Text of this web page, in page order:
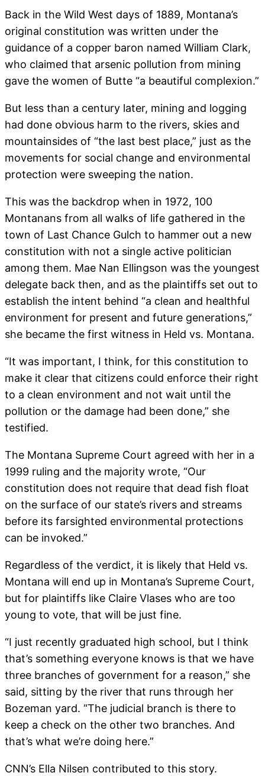
Back in the Wild West days of 1889, Montana’s
original constitution was written under the
guidance of a copper baron named William Clark,
who claimed that arsenic pollution from mining
gave the women of Butte “a beautiful complexion.”
But less than a century later, mining and logging
had done obvious harm to the rivers, skies and
mountainsides of “the last best place,” just as the
movements for social change and environmental
protection were sweeping the nation.
This was the backdrop when in 1972, 100
Montanans from all walks of life gathered in the
town of Last Chance Gulch to hammer out a new
constitution with not a single active politician
among them. Mae Nan Ellingson was the youngest
delegate back then, and as the plaintiffs set out to
establish the intent behind “a clean and healthful
environment for present and future generations,”
she became the first witness in Held vs. Montana.
“It was important, I think, for this constitution to
make it clear that citizens could enforce their right
to a clean environment and not wait until the
pollution or the damage had been done,” she
testified.
The Montana Supreme Court agreed with her in a
1999 ruling and the majority wrote, “Our
constitution does not require that dead fish float
on the surface of our state’s rivers and streams
before its farsighted environmental protections
can be invoked.”
Regardless of the verdict, it is likely that Held vs.
Montana will end up in Montana’s Supreme Court,
but for plaintiffs like Claire Vlases who are too
young to vote, that will be just fine.
“I just recently graduated high school, but I think
that’s something everyone knows is that we have
three branches of government for a reason,” she
said, sitting by the river that runs through her
Bozeman yard. “The judicial branch is there to
keep a check on the other two branches. And
that’s what we’re doing here.”
CNN’s Ella Nilsen contributed to this story.